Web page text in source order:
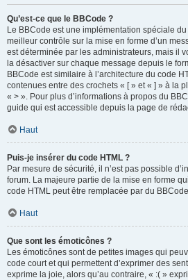
Qu’est-ce que le BBCode ?
Le BBCode est une implémentation spéciale
meilleur contrôle sur la mise en forme d’un
est déterminée par les administrateurs, mais il
la désactiver sur chaque message depuis le
BBCode est similaire à l’architecture du code
contenues entre des crochets « [ » et « ] » à la
« > ». Pour plus d’informations à propos du
guide qui est accessible depuis la page de
Haut
Puis-je insérer du code HTML ?
Par mesure de sécurité, il n’est pas possible
forum. La majeure partie de la mise en forme
code HTML peut être remplacée par du
Haut
Que sont les émoticônes ?
Les émoticônes sont de petites images qui
code court et qui permettent d’exprimer des
exprime la joie, alors qu’au contraire, « :( »